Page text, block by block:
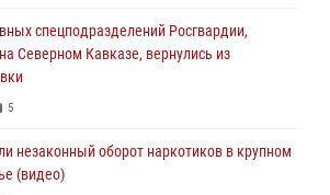
Росгвардии стал гостем эфира
спецподразделений Росгвардии,
Северном Кавказе, вернулись из
5
незаконный оборот наркотиков в крупном
(видео)